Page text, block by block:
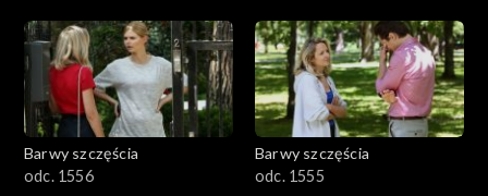
Barwy szczęścia
odc. 1556
Barwy szczęścia
odc. 1555